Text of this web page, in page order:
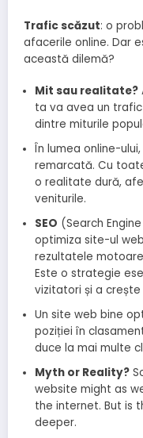
Trafic scăzut: o
afacerile online. Dar
această dilemă?
Mit sau realitate?
ta va avea un trafic
dintre miturile
În lumea online-
remarcată. Cu
o realitate dură,
veniturile.
SEO (Search
optimiza site-ul
rezultatele
Este o strategie
vizitatori și a
Un site web bine
poziției în
duce la mai multe
Myth or Reality?
website might as
the internet. But is
deeper.